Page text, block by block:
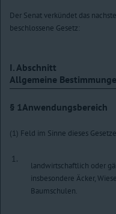
Der Senat verkündet das
beschlossene Gesetz:
I. Abschnitt
Allgemeine
§ 1Anwendungsbereich
(1) Feld im Sinne dieses
1.
landwirtschaftlich oder
insbesondere Äcker,
Baumschulen.